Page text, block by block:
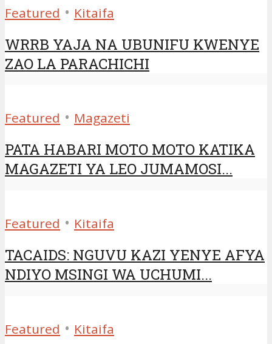
Featured • Kitaifa
WRRB YAJA NA UBUNIFU KWENYE
ZAO LA PARACHICHI
Featured • Magazeti
PATA HABARI MOTO MOTO KATIKA
MAGAZETI YA LEO JUMAMOSI...
Featured • Kitaifa
TACAIDS: NGUVU KAZI YENYE AFYA
NDIYO MSINGI WA UCHUMI...
Featured • Kitaifa